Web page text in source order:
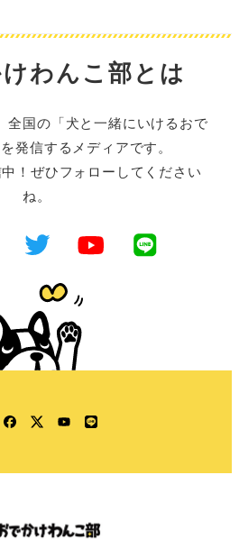
わんこ部とは
全国の「犬と一緒にいけるおで
発信するメディアです。
！ぜひフォローしてください
ね。
Facebook
TwitterYouTube
LINE